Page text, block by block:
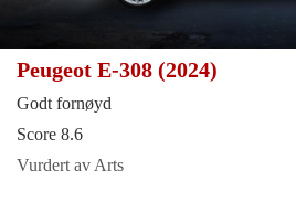
Peugeot E-308 (2024)
Godt fornøyd
Score 8.6
Vurdert av Arts